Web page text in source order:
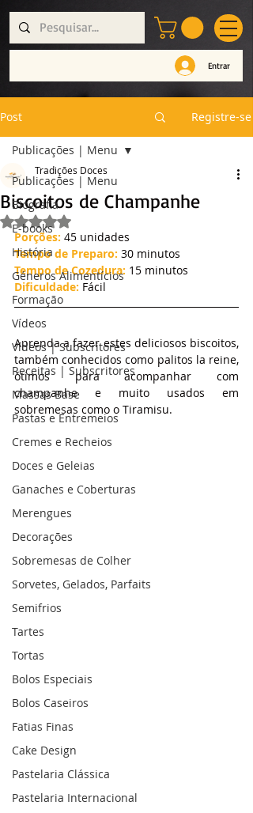
Entrar
Post Registre-se
Publicações | Menu
Biografia
E-books
História
Géneros Alimentícios
Formação
Vídeos
Vídeos | Subscritores
Receitas | Subscritores
Massas Base
Pastas e Entremeios
Cremes e Recheios
Doces e Geleias
Ganaches e Coberturas
Merengues
Decorações
Sobremesas de Colher
Sorvetes, Gelados, Parfaits
Semifrios
Tartes
Tortas
Bolos Especiais
Bolos Caseiros
Fatias Finas
Cake Design
Pastelaria Clássica
Pastelaria Internacional
Publicações | Menu
Biscoitos de Champanhe
Tradições Doces
Avaliado com NaN de 5 estrelas.
Porções: 45 unidades
Tempo de Preparo: 30 minutos
Tempo de Cozedura: 15 minutos
Dificuldade: Fácil
Aprenda a fazer estes deliciosos biscoitos,
também conhecidos como palitos la reine,
ótimos para acompanhar com
champanhe e muito usados em
sobremesas como o Tiramisu.